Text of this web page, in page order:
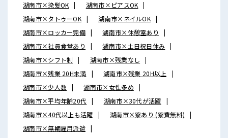
湖南市×染髪OK
湖南市×ピアスOK
湖南市×タトゥーOK
湖南市×ネイルOK
湖南市×ロッカー完備
湖南市×休憩室あり
湖南市×社員食堂あり
湖南市×土日祝日休み
湖南市×シフト制
湖南市×残業なし
湖南市×残業 20H未満
湖南市×残業 20H以上
湖南市×少人数
湖南市×女性多め
湖南市×平均年齢20代
湖南市×30代が活躍
湖南市×40代以上も活躍
湖南市×寮あり (寮費無料)
湖南市×無期雇用派遣